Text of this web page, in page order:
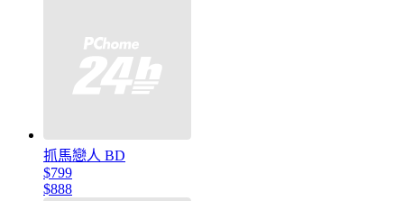
抓馬戀人 BD
$799
$888